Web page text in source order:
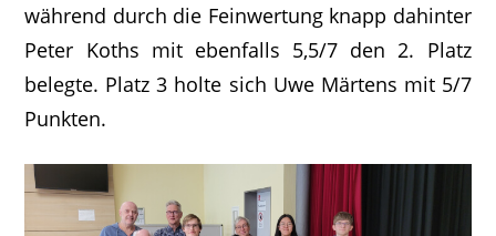
während durch die Feinwertung knapp dahinter
Peter Koths mit ebenfalls 5,5/7 den 2. Platz
belegte. Platz 3 holte sich Uwe Märtens mit 5/7
Punkten.